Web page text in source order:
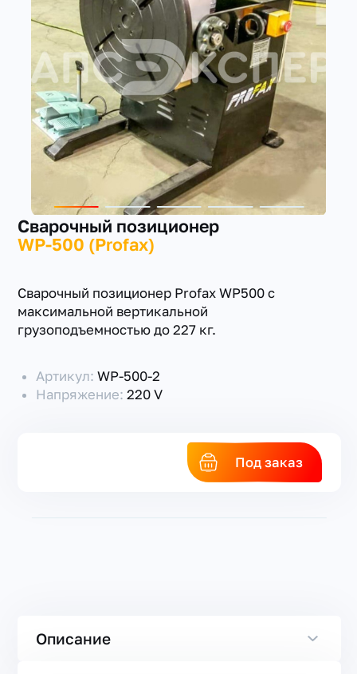
+7(351) 223-98-74
заказать звонок
Сварочный позиционер
WP-500 (Profax)
Сварочный позиционер Profax WP500 с
максимальной вертикальной
грузоподъемностью до 227 кг.
Артикул:WP-500-2
Напряжение:220 V
Под заказ
Описание